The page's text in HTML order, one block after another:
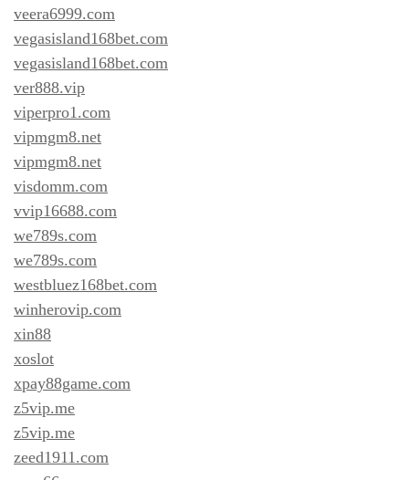
veera6999.com
vegasisland168bet.com
vegasisland168bet.com
ver888.vip
viperpro1.com
vipmgm8.net
vipmgm8.net
visdomm.com
vvip16688.com
we789s.com
we789s.com
westbluez168bet.com
winherovip.com
xin88
xoslot
xpay88game.com
z5vip.me
z5vip.me
zeed1911.com